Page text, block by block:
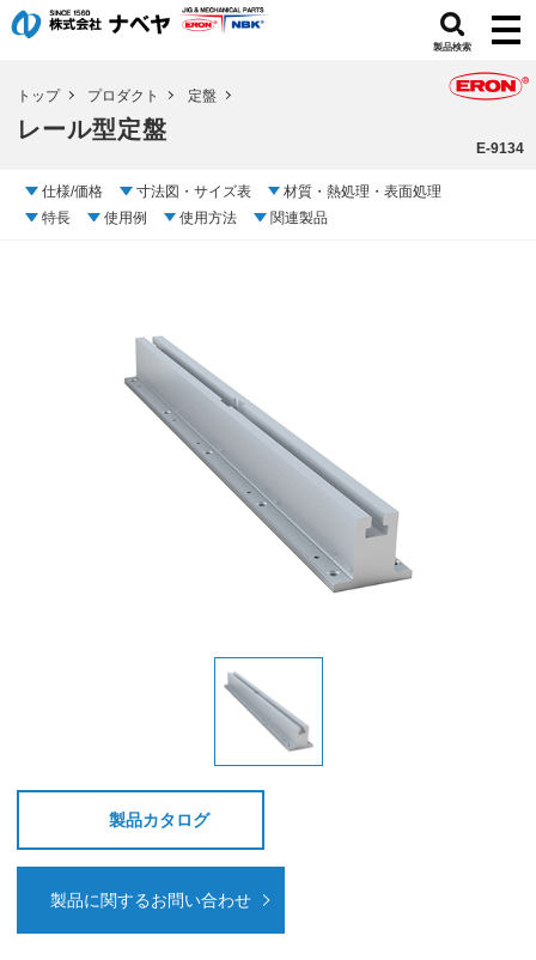
製品検索
トップ プロダクト 定盤
レール型定盤
E-9134
仕様/価格 寸法図・サイズ表
材質・熱処理・表面処理
特長
使用例 使用方法 関連製品
製品カタログ
製品に関するお問い合わせ